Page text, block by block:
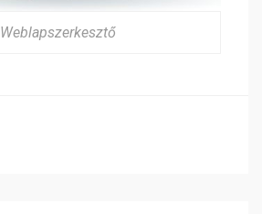
Weblapszerkesztő